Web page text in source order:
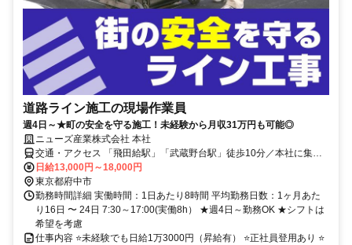
道路ライン施工の現場作業員
週4日～★町の安全を守る施工！未経験から月収31万円も可能◎
ニューズ産業株式会社 本社
交通・アクセス 「飛田給駅」「武蔵野台駅」徒歩10分／本社に集合
して現場へ★都内に現場多数あり！★バイク通勤OK
日給13,000円～18,000円
東京都府中市
勤務時間詳細 実働時間：1日あたり8時間 平均勤務日数：1ヶ月あた
り16日 〜 24日 7:30～17:00(実働8h） ★週4日～勤務OK ★シフトは
希望を考慮
仕事内容 ⭐未経験でも日給1万3000円（昇給有） ⭐正社員登用あり ⭐